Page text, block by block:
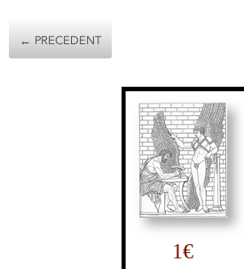
← PRECEDENT
1€